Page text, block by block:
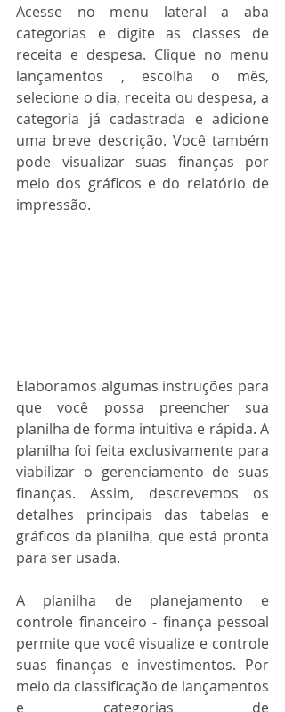
Acesse no menu lateral a aba
categorias e digite as classes de
receita e despesa. Clique no menu
lançamentos , escolha o mês,
selecione o dia, receita ou despesa, a
categoria já cadastrada e adicione
uma breve descrição. Você também
pode visualizar suas finanças por
meio dos gráficos e do relatório de
impressão.
Elaboramos algumas instruções para
que você possa preencher sua
planilha de forma intuitiva e rápida. A
planilha foi feita exclusivamente para
viabilizar o gerenciamento de suas
finanças. Assim, descrevemos os
detalhes principais das tabelas e
gráficos da planilha, que está pronta
para ser usada.
A planilha de planejamento e
controle financeiro - finança pessoal
permite que você visualize e controle
suas finanças e investimentos. Por
meio da classificação de lançamentos
e categorias de